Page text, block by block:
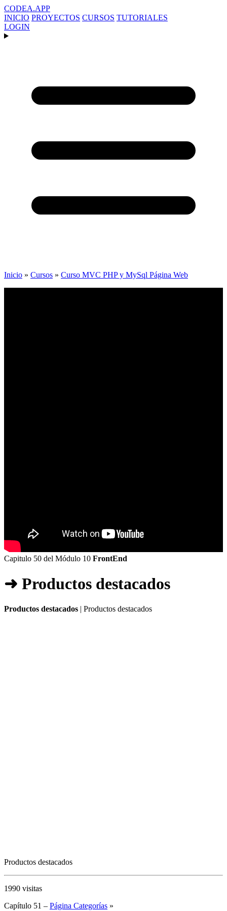
CODEA.APP
INICIO PROYECTOS CURSOS TUTORIALES
LOGIN
Inicio » Cursos » Curso MVC PHP y MySql Página Web
Capitulo 50 del Módulo 10 FrontEnd
➜ Productos destacados
Productos destacados | Productos destacados
Productos destacados
1990 visitas
Capítulo 51 – Página Categorías »